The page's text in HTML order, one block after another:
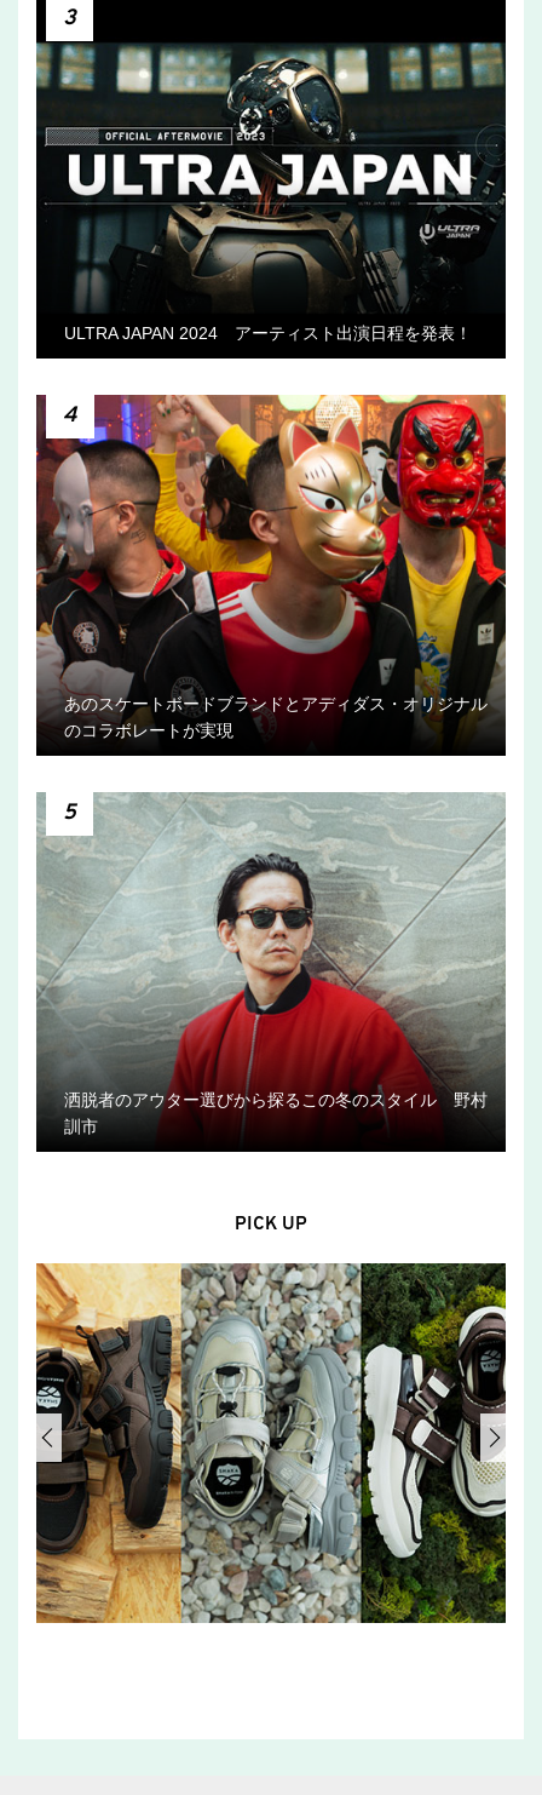
3
ULTRA JAPAN 2024 アーティスト出演日程を発表！
4
あのスケートボードブランドとアディダス・オリジナル
のコラボレートが実現
5
洒脱者のアウター選びから探るこの冬のスタイル 野村
訓市
PICK UP